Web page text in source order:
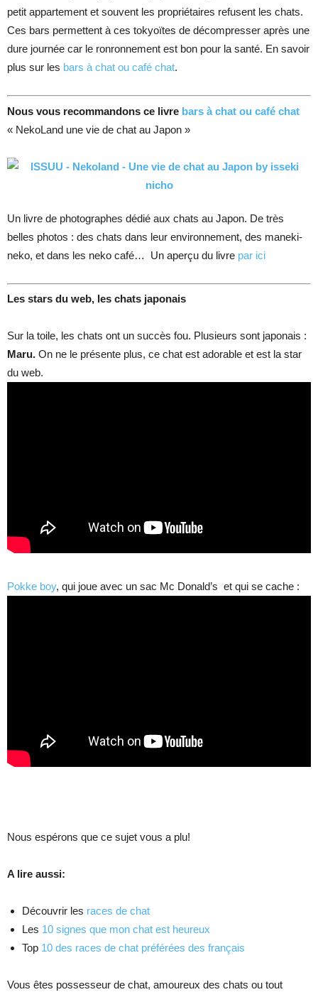
petit appartement et souvent les propriétaires refusent les chats.
Ces bars permettent à ces tokyoïtes de décompresser après une
dure journée car le ronronnement est bon pour la santé. En savoir
plus sur les bars à chat ou café chat.
Nous vous recommandons ce livre bars à chat ou café chat
« NekoLand une vie de chat au Japon »
Un livre de photographes dédié aux chats au Japon. De très
belles photos : des chats dans leur environnement, des maneki-
neko, et dans les neko café… Un aperçu du livre par ici
Les stars du web, les chats japonais
Sur la toile, les chats ont un succès fou. Plusieurs sont japonais :
Maru. On ne le présente plus, ce chat est adorable et est la star
du web.
Pokke boy, qui joue avec un sac Mc Donald’s et qui se cache :
Nous espérons que ce sujet vous a plu!
A lire aussi:
Découvrir les races de chat
Les 10 signes que mon chat est heureux
Top 10 des races de chat préférées des français
Vous êtes possesseur de chat, amoureux des chats ou tout